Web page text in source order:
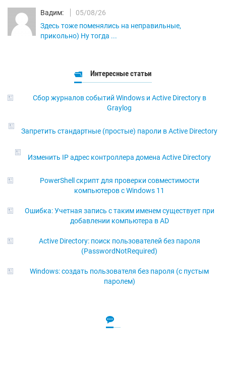
Вадим:
05/08/26
Здесь тоже поменялись на неправильные,
прикольно) Ну тогда ...
Интересные статьи
Сбор журналов событий Windows и Active Directory в
Graylog
Запретить стандартные (простые) пароли в Active Directory
Изменить IP адрес контроллера домена Active Directory
PowerShell скрипт для проверки совместимости
компьютеров с Windows 11
Ошибка: Учетная запись с таким именем существует при
добавлении компьютера в AD
Active Directory: поиск пользователей без пароля
(PasswordNotRequired)
Windows: создать пользователя без пароля (с пустым
паролем)